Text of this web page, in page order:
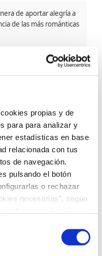
propias y de
para para analizar y
estadísticas en base
relacionada con tus
de navegación.
pulsando el botón
o rechazar
necesarias”, según
pulsar este botón
Si deseas
de aportar alegría a
de las más románticas
en distintos anchos,
con textura rugosa y
al diseño.
encuentras tu espacio
estilo industrial con
tu estancia a tu